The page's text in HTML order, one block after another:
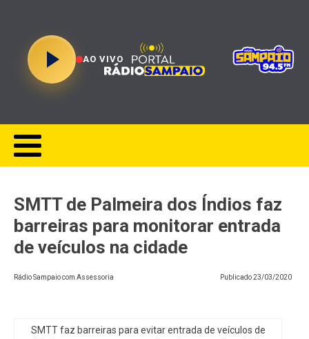
AO VIVO
SMTT de Palmeira dos Índios faz
barreiras para monitorar entrada
de veículos na cidade
Rádio Sampaio com Assessoria Publicado23/03/2020
SMTT faz barreiras para evitar entrada de veículos de